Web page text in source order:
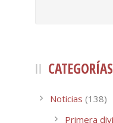
CATEGORÍAS
Noticias (138)
Primera